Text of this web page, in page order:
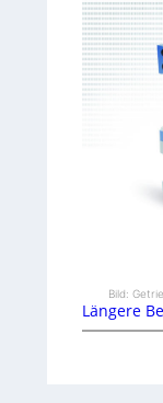
Bild:
Längere